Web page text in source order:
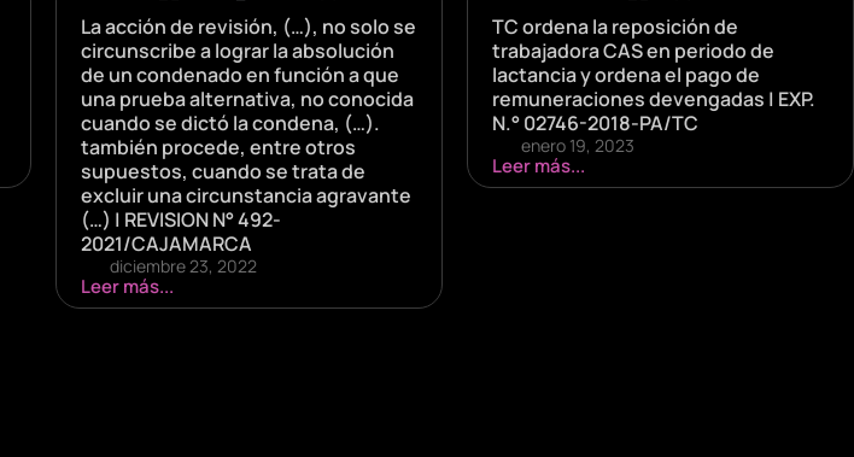
La acción de revisión, (…), no solo se
circunscribe a lograr la absolución
de un condenado en función a que
una prueba alternativa, no conocida
cuando se dictó la condena, (…).
también procede, entre otros
supuestos, cuando se trata de
excluir una circunstancia agravante
(…) | REVISION N° 492-
2021/CAJAMARCA
diciembre 23, 2022
Leer más...
TC ordena la reposición de
trabajadora CAS en periodo de
lactancia y ordena el pago de
remuneraciones devengadas | EXP.
N.° 02746-2018-PA/TC
enero 19, 2023
Leer más...